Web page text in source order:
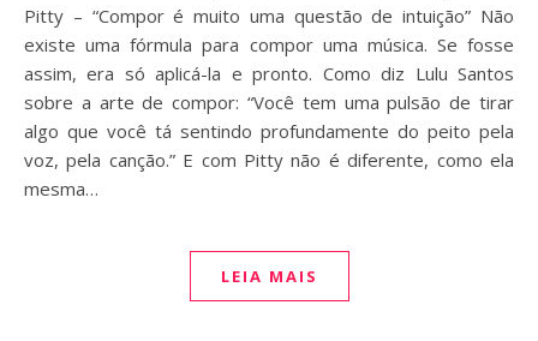
Pitty – “Compor é muito uma questão de intuição” Não
existe uma fórmula para compor uma música. Se fosse
assim, era só aplicá-la e pronto. Como diz Lulu Santos
sobre a arte de compor: “Você tem uma pulsão de tirar
algo que você tá sentindo profundamente do peito pela
voz, pela canção.” E com Pitty não é diferente, como ela
mesma…
LEIA MAIS